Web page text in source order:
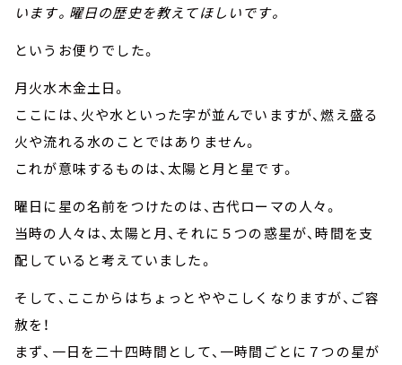
います。曜日の歴史を教えてほしいです。
というお便りでした。
月火水木金土日。
ここには、火や水といった字が並んでいますが、燃え盛る
火や流れる水のことではありません。
これが意味するものは、太陽と月と星です。
曜日に星の名前をつけたのは、古代ローマの人々。
当時の人々は、太陽と月、それに５つの惑星が、時間を支
配していると考えていました。
そして、ここからはちょっとややこしくなりますが、ご容
赦を！
まず、一日を二十四時間として、一時間ごとに７つの星が